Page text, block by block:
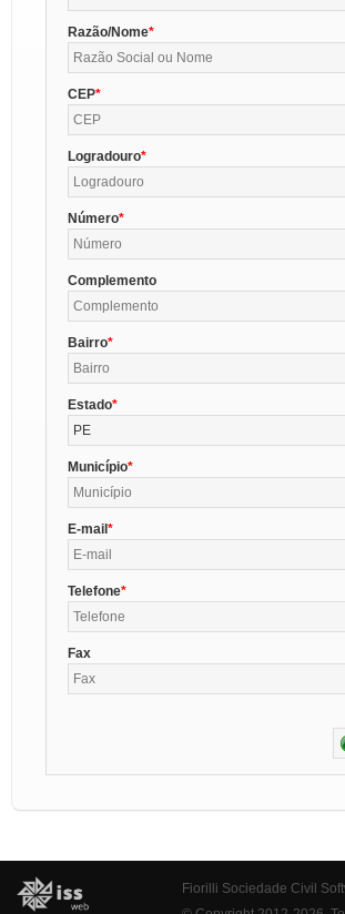
Razão/Nome
CEP
Logradouro
Número
Complemento
Bairro
Estado
PE
Município
E-mail
Telefone
Fax
Fiorilli Sociedade Civil